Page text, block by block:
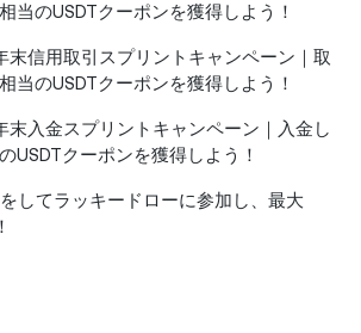
当のUSDTクーポンを獲得しよう！
末信用取引スプリントキャンペーン｜取
当のUSDTクーポンを獲得しよう！
末入金スプリントキャンペーン｜入金し
USDTクーポンを獲得しよう！
してラッキードローに参加し、最大